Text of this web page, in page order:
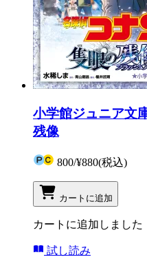
小学館ジュニア
残像
800/¥880(税込)
カートに追加
カートに追加しました
試し読み